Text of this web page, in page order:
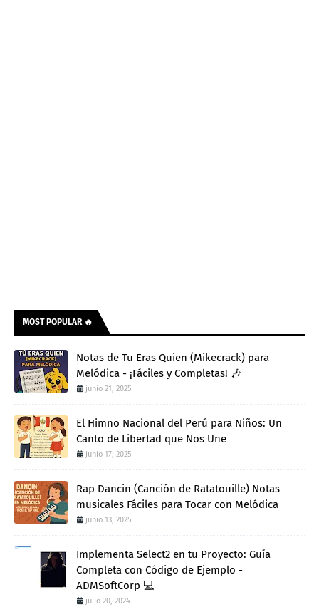
MOST POPULAR 🔥
Notas de Tu Eras Quien (Mikecrack) para
Melódica - ¡Fáciles y Completas! 🎶
junio 21, 2025
El Himno Nacional del Perú para Niños: Un
Canto de Libertad que Nos Une
junio 17, 2025
Rap Dancin (Canción de Ratatouille) Notas
musicales Fáciles para Tocar con Melódica
junio 13, 2025
Implementa Select2 en tu Proyecto: Guía
Completa con Código de Ejemplo -
ADMSoftCorp 💻
julio 20, 2024